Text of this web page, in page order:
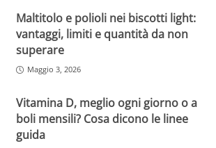
Maltitolo e polioli nei biscotti light:
vantaggi, limiti e quantità da non
superare
Maggio 3, 2026
Vitamina D, meglio ogni giorno o a
boli mensili? Cosa dicono le linee
guida